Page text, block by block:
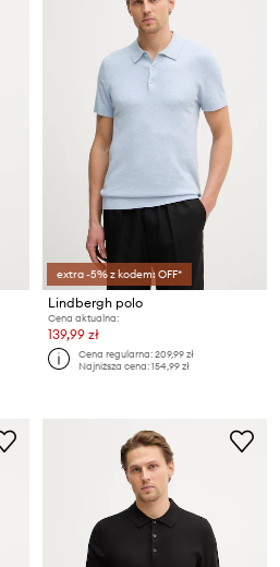
extra -5% z kodem: OFF*
Lindbergh polo
Cena aktualna:
139,99 zł
Cena regularna:209,99 zł
Najniższa cena:154,99 zł